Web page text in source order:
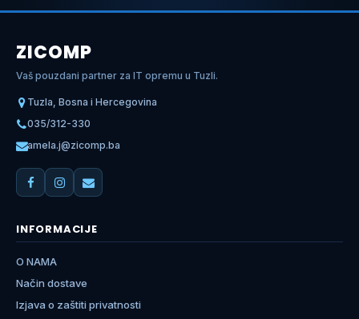
ZICOMP
Vaš pouzdani partner za IT opremu u Tuzli.
Tuzla, Bosna i Hercegovina
035/312-330
amela.j@zicomp.ba
INFORMACIJE
O NAMA
Način dostave
Izjava o zaštiti privatnosti